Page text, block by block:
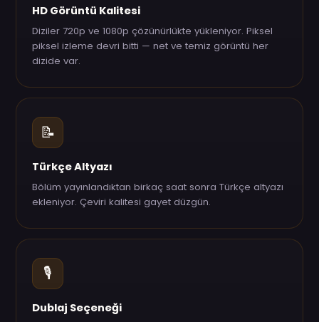
HD Görüntü Kalitesi
Diziler 720p ve 1080p çözünürlükte yükleniyor. Piksel
piksel izleme devri bitti — net ve temiz görüntü her
dizide var.
📝
Türkçe Altyazı
Bölüm yayınlandıktan birkaç saat sonra Türkçe altyazı
ekleniyor. Çeviri kalitesi gayet düzgün.
🎙️
Dublaj Seçeneği